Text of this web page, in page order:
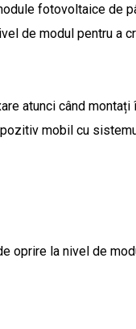
fotovoltaice de
de modul pentru a
atunci când montați
mobil cu
oprire la nivel de